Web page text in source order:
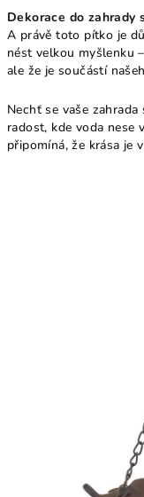
Dekorace do zahrady
A právě toto pítko je
nést velkou myšlenku
ale že je součástí
Nechť se vaše
radost, kde voda nese
připomíná, že krása je